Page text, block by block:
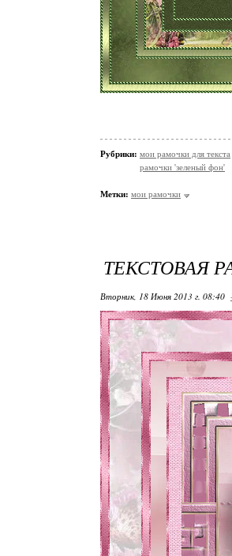
Рубрики: мои рамочки для текста
рамочки 'зеленый фон'
Метки: мои рамочки
ТЕКСТОВАЯ
Вторник, 18 Июня 2013 г. 08:40